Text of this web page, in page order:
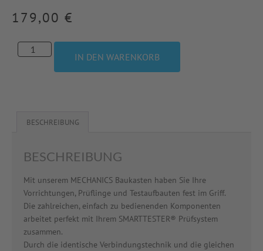
179,00 €
IN DEN WARENKORB
BESCHREIBUNG
BESCHREIBUNG
Mit unserem MECHANICS Baukasten haben Sie Ihre
Vorrichtungen, Prüflinge und Testaufbauten fest im Griff.
Die zahlreichen, einfach zu bedienenden Komponenten
arbeitet perfekt mit Ihrem SMARTTESTER® Prüfsystem
zusammen.
Durch die identische Verbindungstechnik und die gleichen